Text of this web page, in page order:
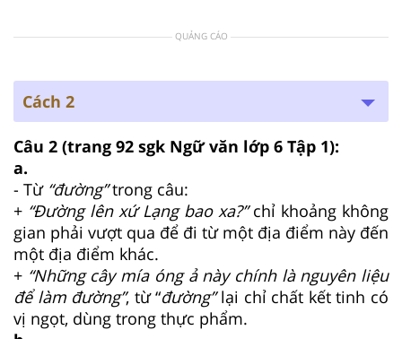
QUẢNG CÁO
Cách 2
Câu 2 (trang 92 sgk Ngữ văn lớp 6 Tập 1):
a.
- Từ “đường”trong câu:
+ “Đường lên xứ Lạng bao xa?”chỉ khoảng không
gian phải vượt qua để đi từ một địa điểm này đến
một địa điểm khác.
+ “Những cây mía óng ả này chính là nguyên liệu
để làm đường”, từ “đường”lại chỉ chất kết tinh có
vị ngọt, dùng trong thực phẩm.